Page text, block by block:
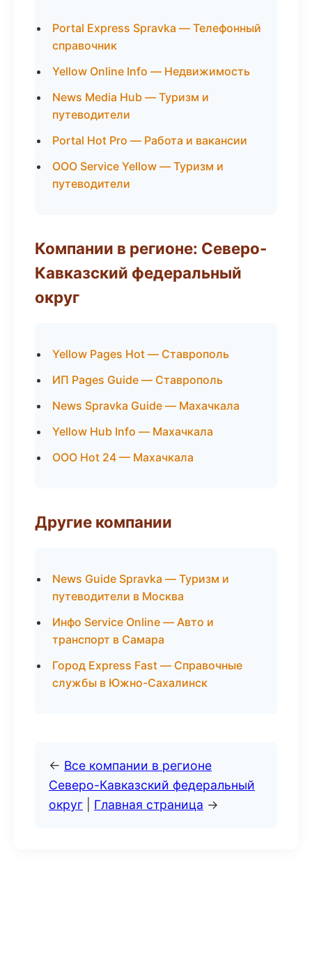
Portal Express Spravka — Телефонный
справочник
Yellow Online Info — Недвижимость
News Media Hub — Туризм и
путеводители
Portal Hot Pro — Работа и вакансии
ООО Service Yellow — Туризм и
путеводители
Компании в регионе: Северо-
Кавказский федеральный
округ
Yellow Pages Hot — Ставрополь
ИП Pages Guide — Ставрополь
News Spravka Guide — Махачкала
Yellow Hub Info — Махачкала
ООО Hot 24 — Махачкала
Другие компании
News Guide Spravka — Туризм и
путеводители в Москва
Инфо Service Online — Авто и
транспорт в Самара
Город Express Fast — Справочные
службы в Южно-Сахалинск
← Все компании в регионе
Северо-Кавказский федеральный
округ
Главная страница →